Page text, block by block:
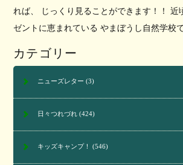
れば、 じっくり見ることができます！！ 近
ゼントに恵まれている やまぼうし自然学校
カテゴリー
ニューズレター (3)
日々つれづれ(424)
キッズキャンプ！ (546)